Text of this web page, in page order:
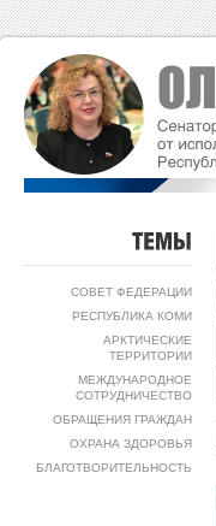
СОВЕТ ФЕДЕРАЦИИ
РЕСПУБЛИКА КОМИ
АРКТИЧЕСКИЕ
ТЕРРИТОРИИ
МЕЖДУНАРОДНОЕ
СОТРУДНИЧЕСТВО
ОБРАЩЕНИЯ ГРАЖДАН
ОХРАНА ЗДОРОВЬЯ
БЛАГОТВОРИТЕЛЬНОСТЬ